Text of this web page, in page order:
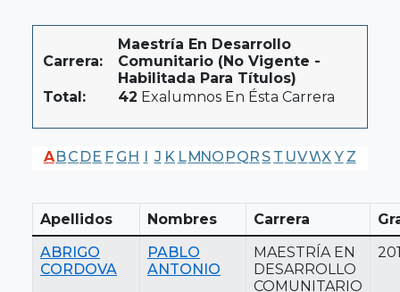
Carrera:
Maestría En Desarrollo
Comunitario (No Vigente -
Habilitada Para Títulos)
Total:
42 Exalumnos En Ésta Carrera
ABC DE F G H I J K LMNO PQR S T UVWX Y Z
Apellidos Nombres Carrera
ABRIGO
CORDOVA
PABLO
ANTONIO
MAESTRÍA EN
DESARROLLO
COMUNITARIO